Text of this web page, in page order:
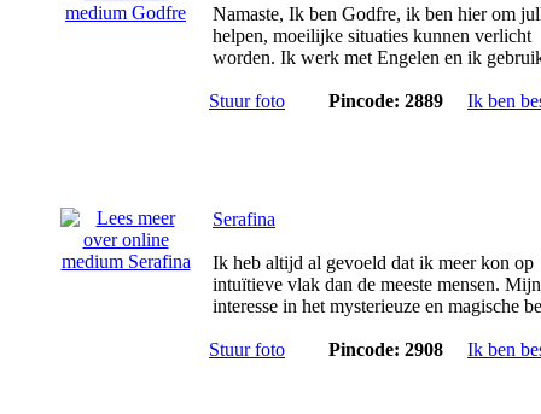
Namaste, Ik ben Godfre, ik ben hier om
helpen, moeilijke situaties kunnen verlicht
worden. Ik werk met Engelen en ik
Stuur foto Pincode: 2889 Ik ben
Serafina
Ik heb altijd al gevoeld dat ik meer kon op
intuïtieve vlak dan de meeste mensen. Mijn
interesse in het mysterieuze en magische
Stuur foto Pincode: 2908 Ik ben